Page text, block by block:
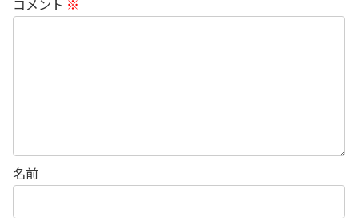
コメント ※
名前